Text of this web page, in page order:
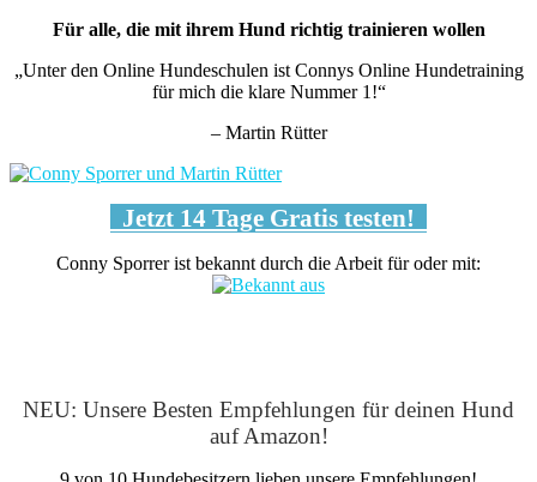
Für alle, die mit ihrem Hund richtig trainieren wollen
„Unter den Online Hundeschulen ist Connys Online Hundetraining
für mich die klare Nummer 1!“
– Martin Rütter
Jetzt 14 Tage Gratis testen!
Conny Sporrer ist bekannt durch die Arbeit für oder mit:
NEU: Unsere Besten Empfehlungen für deinen Hund
auf Amazon!